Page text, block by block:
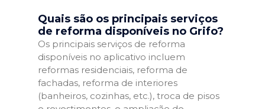
Quais são os principais serviços
de reforma disponíveis no Grifo?
Os principais serviços de reforma
disponíveis no aplicativo incluem
reformas residenciais, reforma de
fachadas, reforma de interiores
(banheiros, cozinhas, etc.), troca de pisos